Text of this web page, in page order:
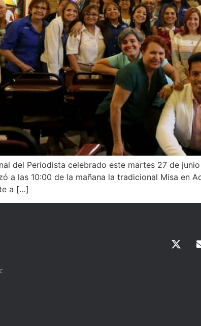
del Periodista celebrado este martes 27 de
a las 10:00 de la mañana la tradicional Misa en
a […]